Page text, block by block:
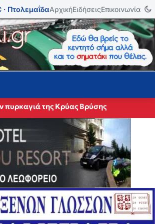
· ΠτολεμαΐδαΑρχικήΕιδήσειςΕπικοινωνία
πυρκαγιά της Κρύας Βρύσης